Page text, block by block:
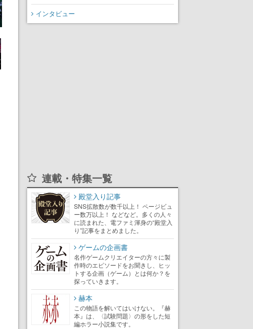
インタビュー
連載・特集一覧
殿堂入り記事
SNS拡散数が数千以上！ ページビュ
ー数万以上！ などなど。多くの人々
に読まれた、電ファミ渾身の“殿堂入
り”記事をまとめました。
ゲームの企画書
名作ゲームクリエイターの方々に製
作時のエピソードをお聞きし、ヒッ
トする企画（ゲーム）とは何か？を
探っていきます。
赫本
この物語を解いてはいけない。『赫
本』は、〈試験問題〉の形をした短
編ホラー小説集です。